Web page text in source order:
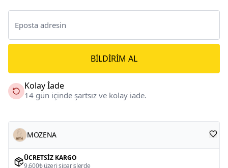
BILDIRIM AL
Kolay İade
14 gün içinde şartsız ve kolay iade.
MOZENA
ÜCRETSIZ KARGO
9.600₺ üzeri siparişlerde